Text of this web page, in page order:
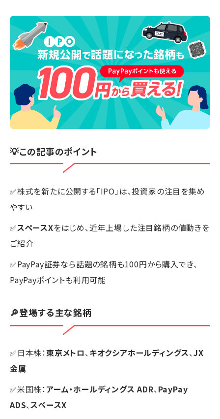
💡この記事のポイント
✅株式を新たに公開する「IPO」は、投資家の注目を集め
やすい
✅スペースXをはじめ、近年上場した注目銘柄の値動きを
ご紹介
✅PayPay証券なら話題の銘柄も100円から購入でき、
PayPayポイントも利用可能
🔎登場する主な銘柄
✅日本株：東京メトロ、キオクシアホールディングス、JX
金属
✅米国株：アーム・ホールディングス ADR、PayPay
ADS、スペースX